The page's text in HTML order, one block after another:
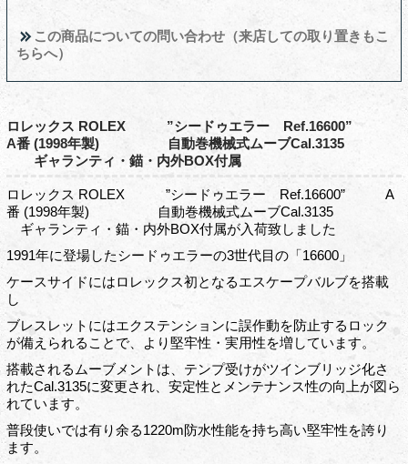
この商品についての問い合わせ（来店しての取り置きもこ
ちらへ）
ロレックス ROLEX ”シードゥエラー Ref.16600”
A番 (1998年製) 自動巻機械式ムーブCal.3135
ギャランティ・錨・内外BOX付属
ロレックス ROLEX ”シードゥエラー Ref.16600” A
番 (1998年製) 自動巻機械式ムーブCal.3135
ギャランティ・錨・内外BOX付属が入荷致しました
1991年に登場したシードゥエラーの3世代目の「16600」
ケースサイドにはロレックス初となるエスケープバルブを搭載
し
ブレスレットにはエクステンションに誤作動を防止するロック
が備えられることで、より堅牢性・実用性を増しています。
搭載されるムーブメントは、テンプ受けがツインブリッジ化さ
れたCal.3135に変更され、安定性とメンテナンス性の向上が図ら
れています。
普段使いでは有り余る1220m防水性能を持ち高い堅牢性を誇り
ます。